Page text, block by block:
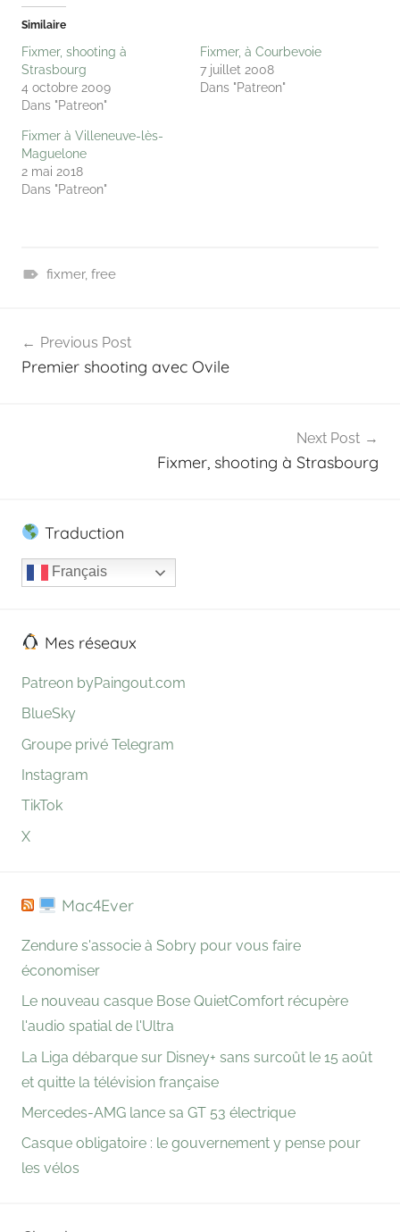
Similaire
Fixmer, shooting à
Strasbourg
4 octobre 2009
Dans "Patreon"
Fixmer, à Courbevoie
7 juillet 2008
Dans "Patreon"
Fixmer à Villeneuve-lès-
Maguelone
2 mai 2018
Dans "Patreon"
t
r
fixmer, free
de
Previous Post
Premier shooting avec Ovile
Next Post
Fixmer, shooting à Strasbourg
Traduction
Français
Mes réseaux
Patreon byPaingout.com
BlueSky
Groupe privé Telegram
Instagram
TikTok
X
Mac4Ever
Zendure s'associe à Sobry pour vous faire
économiser
Le nouveau casque Bose QuietComfort récupère
l'audio spatial de l'Ultra
La Liga débarque sur Disney+ sans surcoût le 15 août
et quitte la télévision française
Mercedes-AMG lance sa GT 53 électrique
Casque obligatoire : le gouvernement y pense pour
les vélos